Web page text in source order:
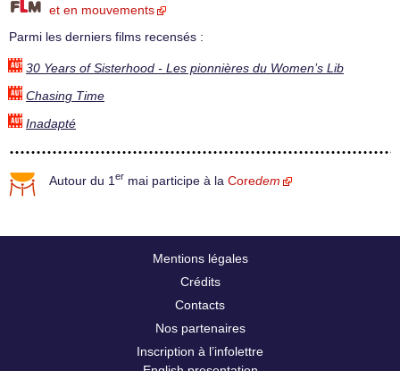
et en mouvements
Parmi les derniers films recensés :
30 Years of Sisterhood - Les pionnières du Women’s Lib
Chasing Time
Inadapté
Autour du 1er mai participe à la Coredem
Mentions légales
Crédits
Contacts
Nos partenaires
Inscription à l’infolettre